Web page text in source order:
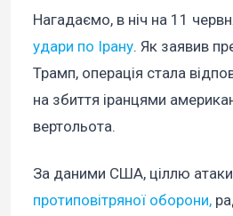
Нагадаємо, в ніч на 11
удари по Ірану. Як заявив
Трамп, операція стала
на збиття іранцями
вертольота.
За даними США, ціллю атаки
протиповітряної оборони,